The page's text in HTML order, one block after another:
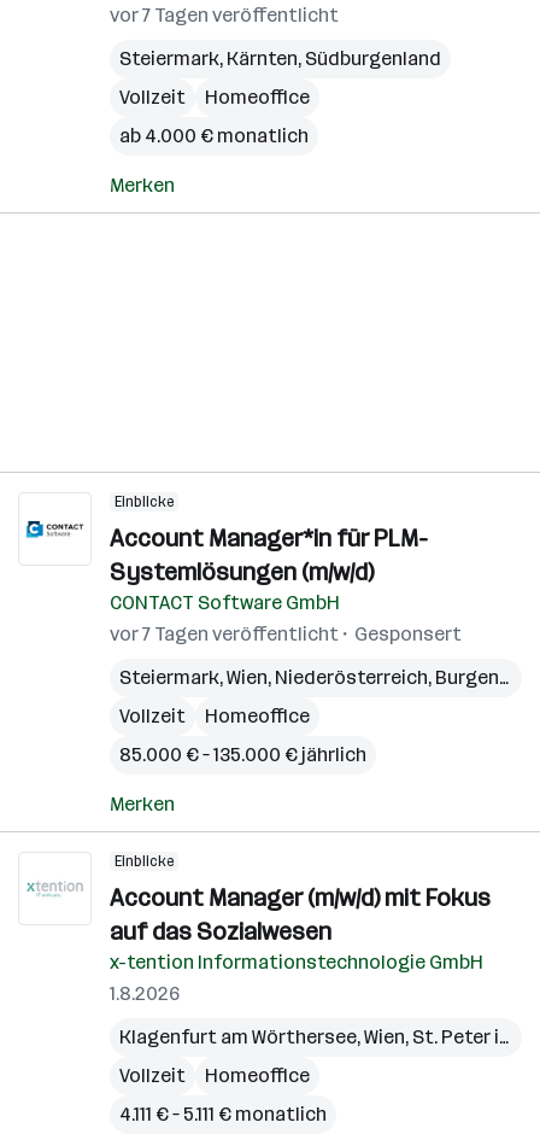
vor 7 Tagen veröffentlicht
Steiermark, Kärnten, Südburgenland
Vollzeit
Homeoffice
ab 4.000 € monatlich
Merken
Einblicke
Account Manager*in für PLM-
Systemlösungen (m/w/d)
CONTACT Software GmbH
vor 7 Tagen veröffentlicht
Gesponsert
Steiermark,Wien, Niederösterreich, Burgenland
Vollzeit
Homeoffice
85.000 € – 135.000 € jährlich
Merken
Einblicke
Account Manager (m/w/d) mit Fokus
auf das Sozialwesen
x-tention Informationstechnologie GmbH
1.8.2026
Klagenfurt am Wörthersee,Wien, St. Peter in der Au
Vollzeit
Homeoffice
4.111 € – 5.111 € monatlich